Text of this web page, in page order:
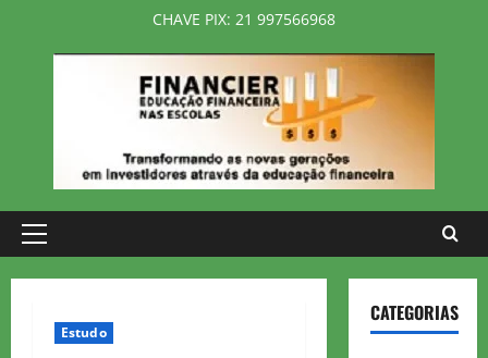
CHAVE PIX: 21 997566968
Primary
Estudo
CATEGORIAS